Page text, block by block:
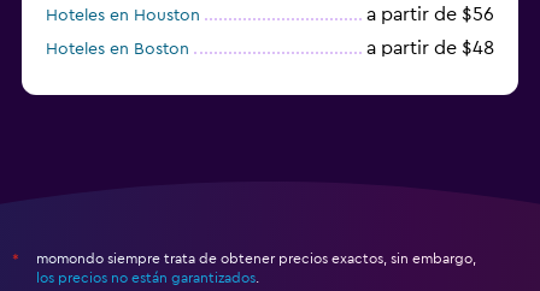
Hoteles en Houston a partir de $56
Hoteles en Boston a partir de $48
*
momondo siempre trata de obtener precios exactos, sin embargo,
los precios no están garantizados